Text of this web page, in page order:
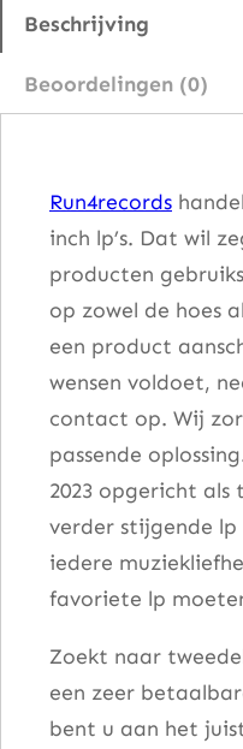
m
Beschrijving
Beoordelingen (0)
Run4records
inch lp’s. Dat wil
producten
op zowel de hoes
een product
wensen voldoet,
contact op. Wij
passende
2023 opgericht als
verder stijgende lp
iedere
favoriete lp
Zoekt naar
een zeer
bent u aan het